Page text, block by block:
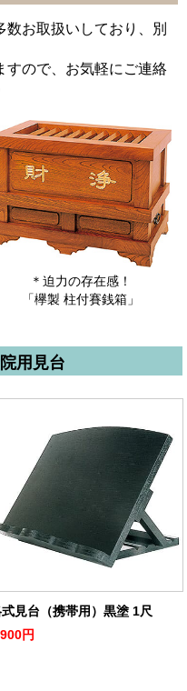
お取扱いしており、別
すので、お気軽にご連絡
＊迫力の存在感！
「欅製 柱付賽銭箱」
用見台
見台（携帯用）黒塗 1尺
円